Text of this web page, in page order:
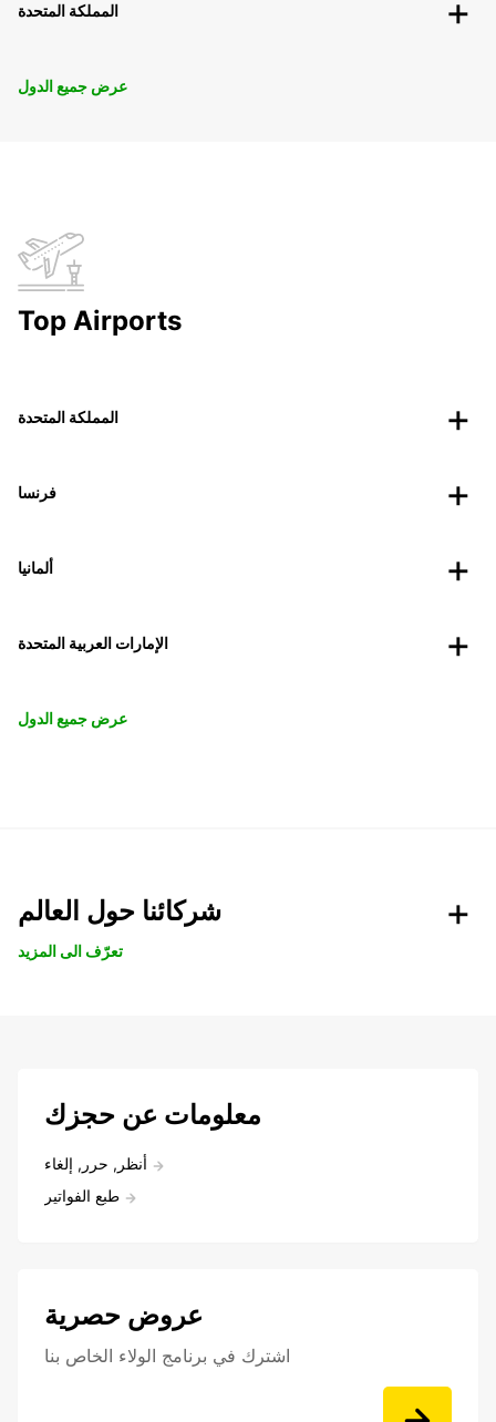
المملكة المتحدة
عرض جميع الدول
Top Airports
المملكة المتحدة
فرنسا
ألمانيا
الإمارات العربية المتحدة
عرض جميع الدول
شركائنا حول العالم
تعرّف الى المزيد
معلومات عن حجزك
أنظر, حرر, إلغاء
طبع الفواتير
عروض حصرية
اشترك في برنامج الولاء الخاص بنا